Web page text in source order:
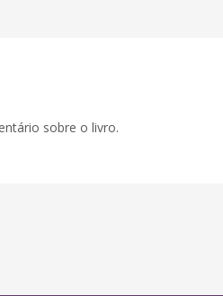
sobre o livro.